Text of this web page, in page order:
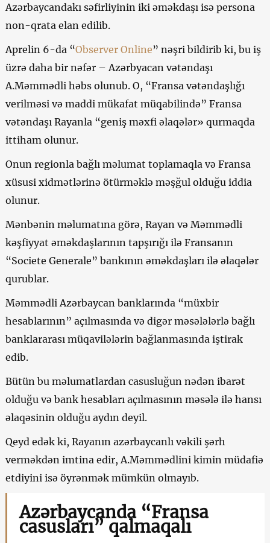
Azərbaycandakı səfirliyinin iki əməkdaşı isə persona
non-qrata elan edilib.
Aprelin 6-da “Observer Online” nəşri bildirib ki, bu iş
üzrə daha bir nəfər – Azərbyacan vətəndaşı
A.Məmmədli həbs olunub. O, “Fransa vətəndaşlığı
verilməsi və maddi mükafat müqabilində” Fransa
vətəndaşı Rayanla “geniş məxfi əlaqələr» qurmaqda
ittiham olunur.
Onun regionla bağlı məlumat toplamaqla və Fransa
xüsusi xidmətlərinə ötürməklə məşğul olduğu iddia
olunur.
Mənbənin məlumatına görə, Rayan və Məmmədli
kəşfiyyat əməkdaşlarının tapşırığı ilə Fransanın
“Societe Generale” bankının əməkdaşları ilə əlaqələr
qurublar.
Məmmədli Azərbaycan banklarında “müxbir
hesablarının” açılmasında və digər məsələlərlə bağlı
banklararası müqavilələrin bağlanmasında iştirak
edib.
Bütün bu məlumatlardan casusluğun nədən ibarət
olduğu və bank hesabları açılmasının məsələ ilə hansı
əlaqəsinin olduğu aydın deyil.
Qeyd edək ki, Rayanın azərbaycanlı vəkili şərh
verməkdən imtina edir, A.Məmmədlini kimin müdafiə
etdiyini isə öyrənmək mümkün olmayıb.
Azərbaycanda “Fransa
casusları” qalmaqalı